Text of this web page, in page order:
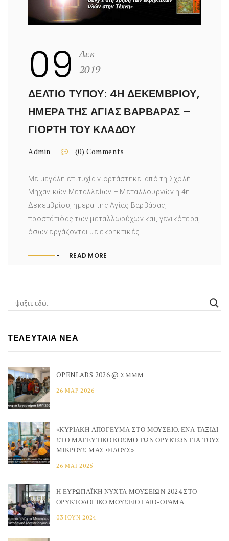
09 Δεκ
2019
ΔΕΛΤΊΟ ΤΎΠΟΥ: 4Η ΔΕΚΕΜΒΡΊΟΥ,
ΗΜΈΡΑ ΤΗΣ ΑΓΊΑΣ ΒΑΡΒΆΡΑΣ –
ΓΙΟΡΤΉ ΤΟΥ ΚΛΆΔΟΥ
Admin (0) Comments
Με μεγάλη επιτυχία γιορτάστηκε από τη Σχολή
Μηχανικών Μεταλλείων – Μεταλλουργών η 4η
Δεκεμβρίου, ημέρα της Αγίας Βαρβάρας,
προστάτιδας των μεταλλωρύχων και, γενικότερα,
όσων εργάζονται με εκρηκτικές [...]
READ MORE
ΤΕΛΕΥΤΑΊΑ ΝΈΑ
OPENLABS 2026 @ ΣΜΜΜ
26 ΜΑΡ 2026
«ΚΥΡΙΑΚΉ ΑΠΌΓΕΥΜΑ ΣΤΟ ΜΟΥΣΕΊΟ. ΈΝΑ ΤΑΞΊΔΙ
ΣΤΟ ΜΑΓΕΥΤΙΚΌ ΚΌΣΜΟ ΤΩΝ ΟΡΥΚΤΏΝ ΓΙΑ ΤΟΥΣ
ΜΙΚΡΟΎΣ ΜΑΣ ΦΊΛΟΥΣ»
26 ΜΆΙ 2025
Η ΕΥΡΩΠΑΪΚΉ ΝΎΧΤΑ ΜΟΥΣΕΊΩΝ 2024 ΣΤΟ
ΟΡΥΚΤΟΛΟΓΙΚΌ ΜΟΥΣΕΊΟ ΓΑΙΟ-ΟΡΑΜΑ
03 ΙΟΎΝ 2024